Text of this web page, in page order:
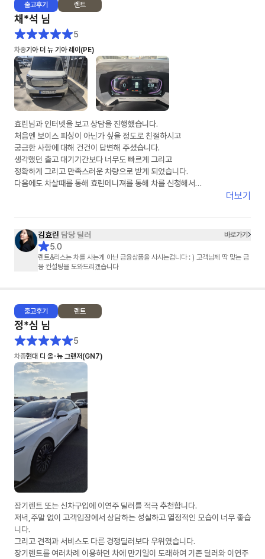
출고후기 렌트
채*석 님
5
차종기아 더 뉴 기아 레이(PE)
효린님과 인터넷을 보고 상담을 진행했습니다.
처음엔 보이스 피싱이 아닌가 싶을 정도로 친절하시고
궁금한 사항에 대해 건건이 답변해 주셨습니다.
생각했던 출고 대기기간보다 너무도 빠르게 그리고
정확하게 그리고 만족스러운 차량으로 받게 되었습니다.
다음에도 차살때를 통해 효린메니져를 통해 차를 신청해서
다시한번 감사의 말을 전합니다.
차살때 화이팅
효린님 화이팅
더보기
김효린 담당 딜러 바로가기
5.0
렌트&리스는 차를 사는게 아닌 금융상품을 사시는겁니다 : ) 고객님께 딱 맞는 금
융 컨설팅을 도와드리겠습니다
출고후기 렌트
정*심 님
5
차종현대 디 올-뉴 그랜저(GN7)
장기렌트 또는 신차구입에 이연주 딜러를 적극 추천합니다.
저녁,주말 없이 고객입장에서 상담하는 성실하고 열정적인 모습이 너무 좋습
니다.
그리고 견적과 서비스도 다른 경쟁딜러보다 우위였습니다.
장기렌트를 여러차례 이용하던 차에 만기일이 도래하여 기존 딜러와 이연주